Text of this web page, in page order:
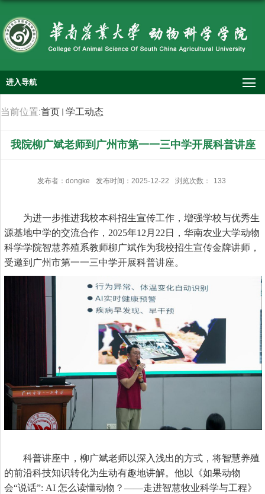
进入导航
当前位置:首页 学工动态
我院柳广斌老师到广州市第一一三中学开展科普讲座
发布者：dongke 发布时间：2025-12-22 浏览次数： 133
为进一步推进我校本科招生宣传工作，增强学校与优秀生
源基地中学的交流合作，2025年12月22日，华南农业大学动物
科学学院智慧养殖系教师柳广斌作为我校招生宣传金牌讲师，
受邀到广州市第一一三中学开展科普讲座。
科普讲座中，柳广斌老师以深入浅出的方式，将智慧养殖
的前沿科技知识转化为生动有趣地讲解。他以《如果动物
会“说话”: AI 怎么读懂动物？——走进智慧牧业科学与工程》